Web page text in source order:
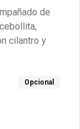
de
cilantro y
Opcional